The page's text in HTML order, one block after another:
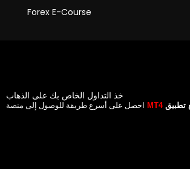
Forex E-Course
خذ التداول الخاص بك على الذهاب
احصل على أسرع طريقة للوصول إلى منصة MT4